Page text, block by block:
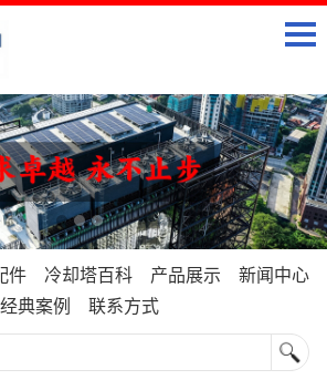
件 冷却塔百科 产品展示
新闻中心
经典案例
联系方式